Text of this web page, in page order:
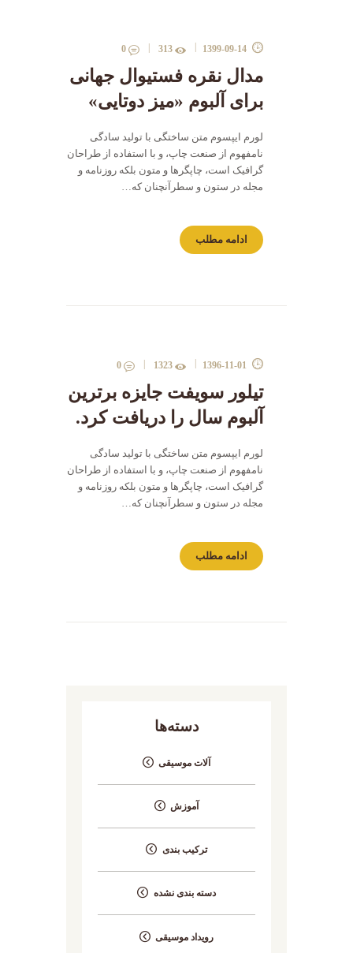
1399-09-14
313
0
مدال نقره فستیوال جهانی
برای آلبوم «میز دوتایی»
لورم ایپسوم متن ساختگی با تولید سادگی
نامفهوم از صنعت چاپ، و با استفاده از طراحان
گرافیک است، چاپگرها و متون بلکه روزنامه و
مجله در ستون و سطرآنچنان که…
ادامه مطلب
1396-11-01
1323
0
تیلور سویفت جایزه برترین
آلبوم سال را دریافت کرد.
لورم ایپسوم متن ساختگی با تولید سادگی
نامفهوم از صنعت چاپ، و با استفاده از طراحان
گرافیک است، چاپگرها و متون بلکه روزنامه و
مجله در ستون و سطرآنچنان که…
ادامه مطلب
دسته‌ها
آلات موسیقی
آموزش
ترکیب بندی
دسته بندی نشده
رویداد موسیقی